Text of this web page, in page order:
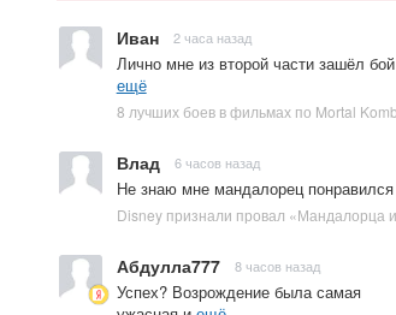
Иван 2 часа назад
Лично мне из второй части зашёл бой
ещё
Влад 6 часов назад
Не знаю мне мандалорец понравился
Абдулла777 8 часов назад
Успех? Возрождение была самая